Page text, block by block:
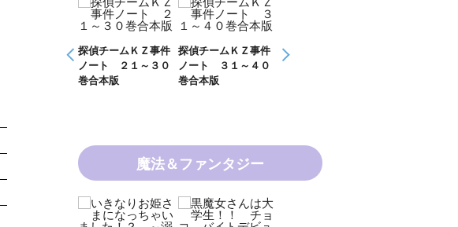
探偵チームＫＺ事件
ノート ２１～３０
探偵チームＫＺ事件
ノート ３１～４０
巻合本版
探偵チームＫＺ事件
ノート １１～２０
巻合本版
魔法＆ファンタジー